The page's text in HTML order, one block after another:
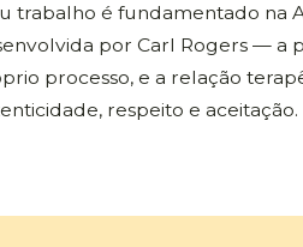
trabalho é fundamentado na
por Carl Rogers — a
processo, e a relação
respeito e aceitação.